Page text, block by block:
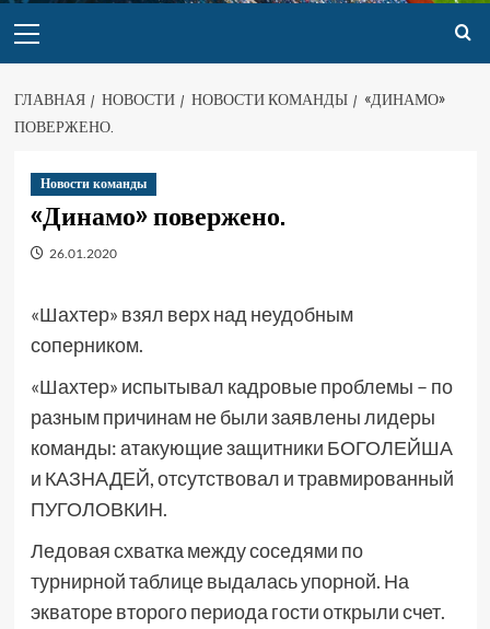
ГЛАВНАЯ НОВОСТИ НОВОСТИ КОМАНДЫ
«ДИНАМО»
ПОВЕРЖЕНО.
Новости команды
«Динамо» повержено.
26.01.2020
«Шахтер» взял верх над неудобным
соперником.
«Шахтер» испытывал кадровые проблемы – по
разным причинам не были заявлены лидеры
команды: атакующие защитники БОГОЛЕЙША
и КАЗНАДЕЙ, отсутствовал и травмированный
ПУГОЛОВКИН.
Ледовая схватка между соседями по
турнирной таблице выдалась упорной. На
экваторе второго периода гости открыли счет.